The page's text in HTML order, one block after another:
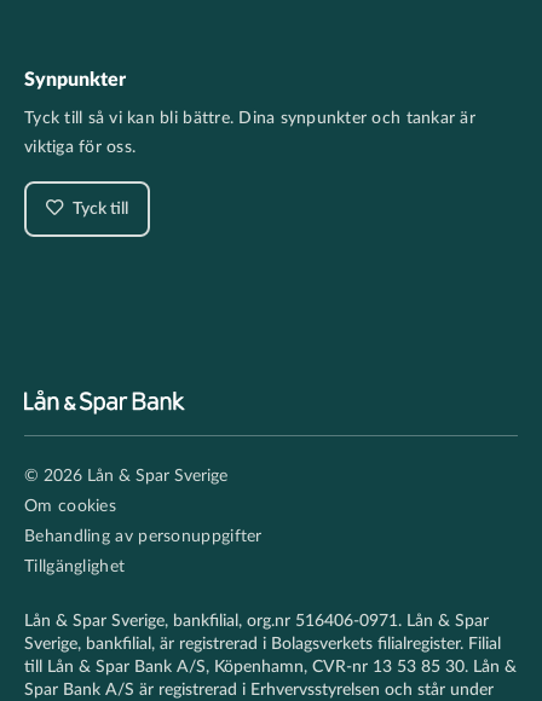
Synpunkter
Tyck till så vi kan bli bättre. Dina synpunkter och tankar är
viktiga för oss.
Tyck till
secondary
© 2026 Lån & Spar Sverige
Om cookies
Behandling av personuppgifter
Tillgänglighet
Lån & Spar Sverige, bankfilial, org.nr 516406-0971. Lån & Spar
Sverige, bankfilial, är registrerad i Bolagsverkets filialregister. Filial
till Lån & Spar Bank A/S, Köpenhamn, CVR-nr 13 53 85 30. Lån &
Spar Bank A/S är registrerad i Erhvervsstyrelsen och står under